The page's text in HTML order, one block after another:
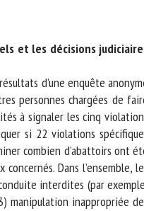
et les décisions judiciaires
d’une enquête anonyme
personnes chargées de faire
à signaler les cinq violations
si 22 violations spécifiques
combien d’abattoirs ont été
Dans l’ensemble, les
interdites (par exemple,
manipulation inappropriée des